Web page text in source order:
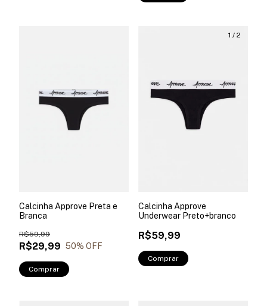
Calcinha Approve Preta e
Branca
R$29,99
R$59,99
50% OFF
Comprar
1 / 2
Calcinha Approve
Underwear Preto+branco
R$59,99
Comprar